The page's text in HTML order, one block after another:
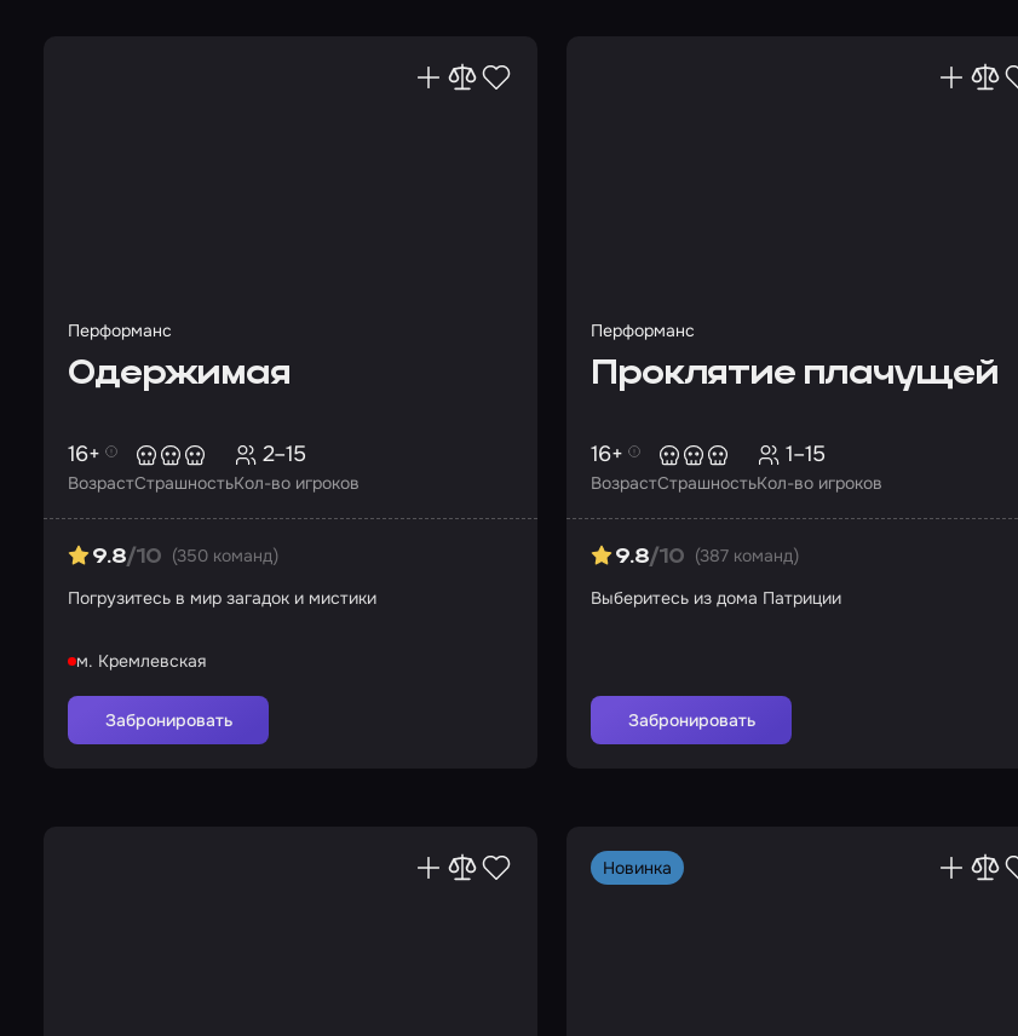
Перформанс
Одержимая
Возраст
16+
СтрашностьКол-во игроков
2–15
9.8/10 (350 команд)
Погрузитесь в мир загадок и мистики
м. Кремлевская
Забронировать
Перформанс
Проклятие плачущей
Возраст
16+
СтрашностьКол-во игроков
1–15
9.8/10 (387 команд)
Выберитесь из дома Патриции
Забронировать
Новинка